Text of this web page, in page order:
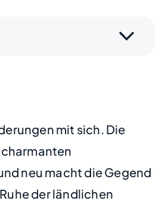
mit sich. Die
neu macht die Gegend
der ländlichen